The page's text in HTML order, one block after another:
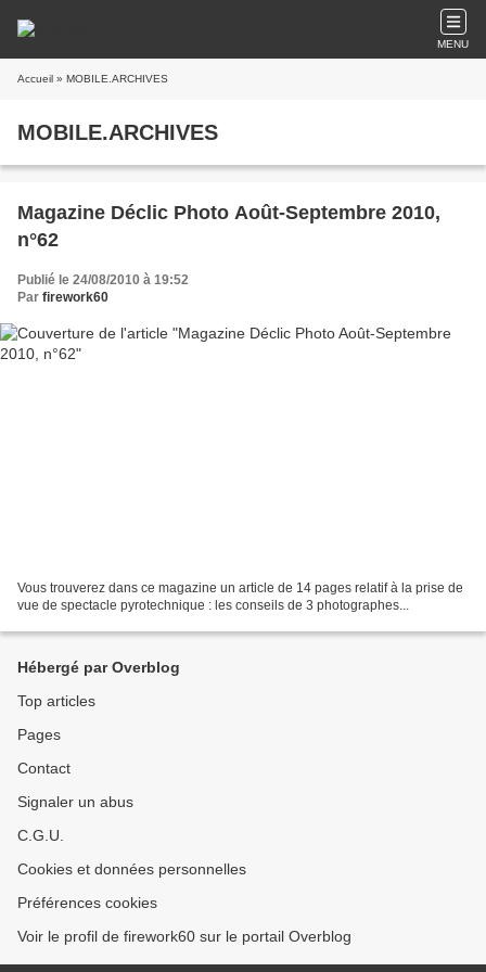
MENU
Accueil » MOBILE.ARCHIVES
MOBILE.ARCHIVES
Magazine Déclic Photo Août-Septembre 2010,
n°62
Publié le 24/08/2010 à 19:52
Par firework60
Vous trouverez dans ce magazine un article de 14 pages relatif à la prise de
vue de spectacle pyrotechnique : les conseils de 3 photographes...
Hébergé par Overblog
Top articles
Pages
Contact
Signaler un abus
C.G.U.
Cookies et données personnelles
Préférences cookies
Voir le profil de firework60 sur le portail Overblog